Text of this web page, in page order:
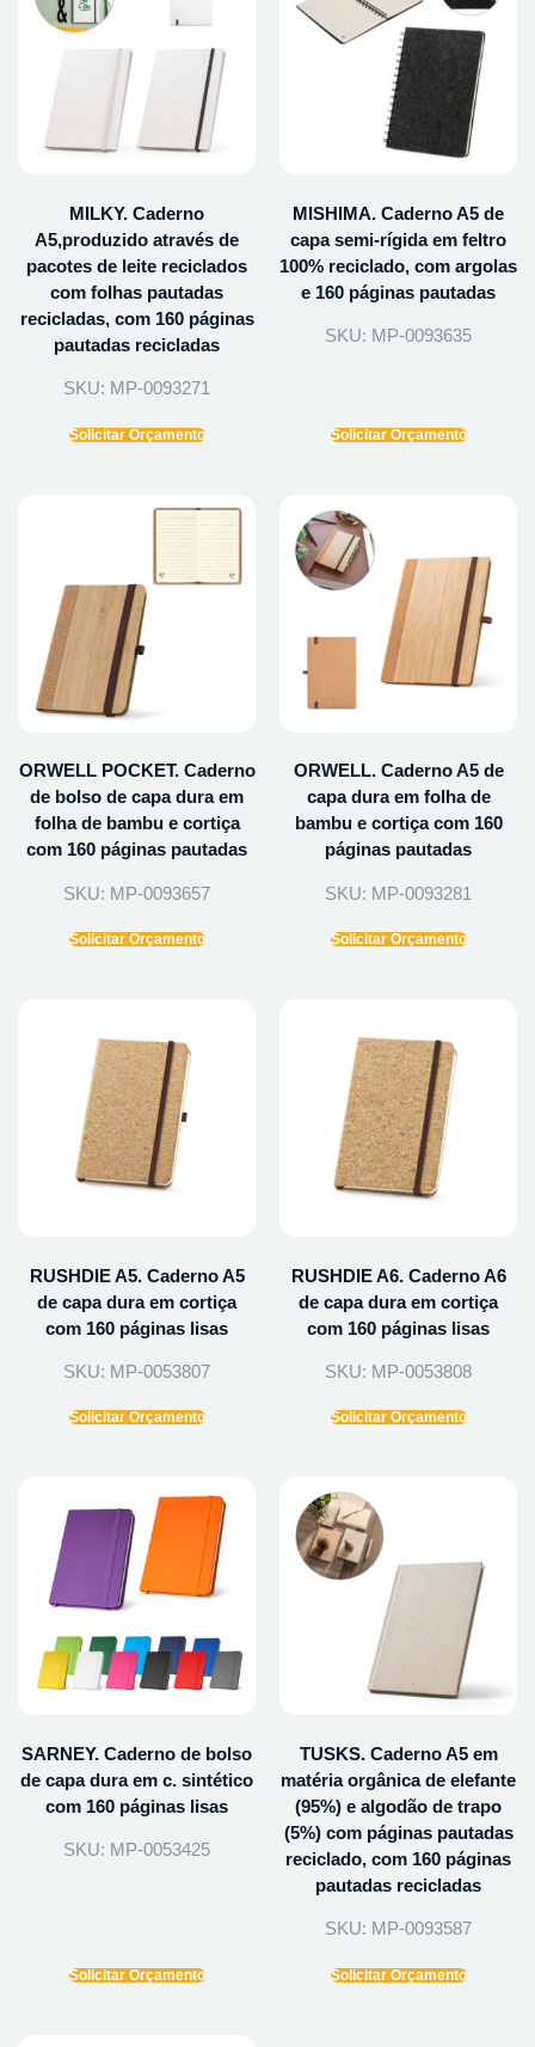
MILKY. Caderno
A5,produzido através de
pacotes de leite reciclados
com folhas pautadas
recicladas, com 160 páginas
pautadas recicladas
SKU: MP-0093271
Solicitar Orçamento
MISHIMA. Caderno A5 de
capa semi-rígida em feltro
100% reciclado, com argolas
e 160 páginas pautadas
SKU: MP-0093635
Solicitar Orçamento
ORWELL POCKET. Caderno
de bolso de capa dura em
folha de bambu e cortiça
com 160 páginas pautadas
SKU: MP-0093657
Solicitar Orçamento
ORWELL. Caderno A5 de
capa dura em folha de
bambu e cortiça com 160
páginas pautadas
SKU: MP-0093281
Solicitar Orçamento
RUSHDIE A5. Caderno A5
de capa dura em cortiça
com 160 páginas lisas
SKU: MP-0053807
Solicitar Orçamento
RUSHDIE A6. Caderno A6
de capa dura em cortiça
com 160 páginas lisas
SKU: MP-0053808
Solicitar Orçamento
SARNEY. Caderno de bolso
de capa dura em c. sintético
com 160 páginas lisas
SKU: MP-0053425
Solicitar Orçamento
TUSKS. Caderno A5 em
matéria orgânica de elefante
(95%) e algodão de trapo
(5%) com páginas pautadas
reciclado, com 160 páginas
pautadas recicladas
SKU: MP-0093587
Solicitar Orçamento